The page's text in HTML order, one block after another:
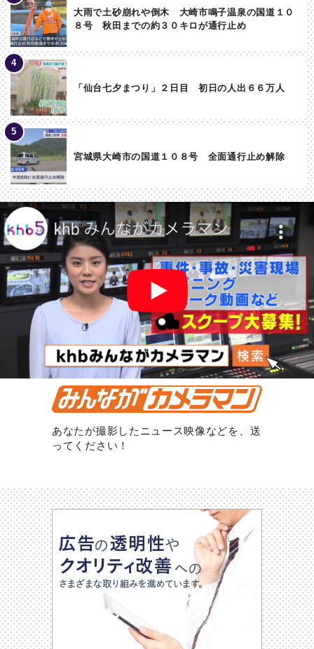
大雨で土砂崩れや倒木 大崎市鳴子温泉の国道１０
８号 秋田までの約３０キロが通行止め
「仙台七夕まつり」２日目 初日の人出６６万人
宮城県大崎市の国道１０８号 全面通行止め解除
あなたが撮影したニュース映像などを、送
ってください！